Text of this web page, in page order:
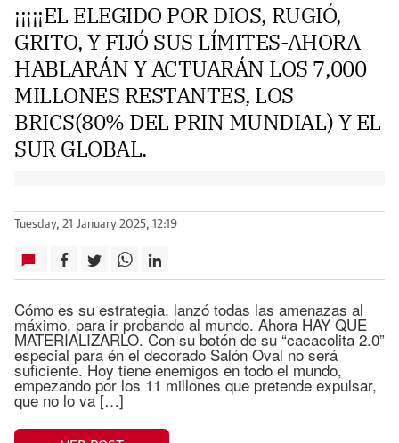
¡¡¡¡¡EL ELEGIDO POR DIOS, RUGIÓ,
GRITO, Y FIJÓ SUS LÍMITES-AHORA
HABLARÁN Y ACTUARÁN LOS 7,000
MILLONES RESTANTES, LOS
BRICS(80% DEL PRIN MUNDIAL) Y EL
SUR GLOBAL.
Tuesday, 21 January 2025, 12:19
Cómo es su estrategia, lanzó todas las amenazas al
máximo, para ir probando al mundo. Ahora HAY QUE
MATERIALIZARLO. Con su botón de su “cacacolita 2.0”
especial para én el decorado Salón Oval no será
suficiente. Hoy tiene enemigos en todo el mundo,
empezando por los 11 millones que pretende expulsar,
que no lo va […]